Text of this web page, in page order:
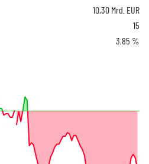
10,30 Mrd. EUR
15
3,85 %